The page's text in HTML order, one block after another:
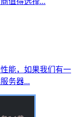
能，如果我们有一
务器...